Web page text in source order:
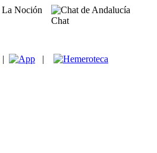
Chat
| |